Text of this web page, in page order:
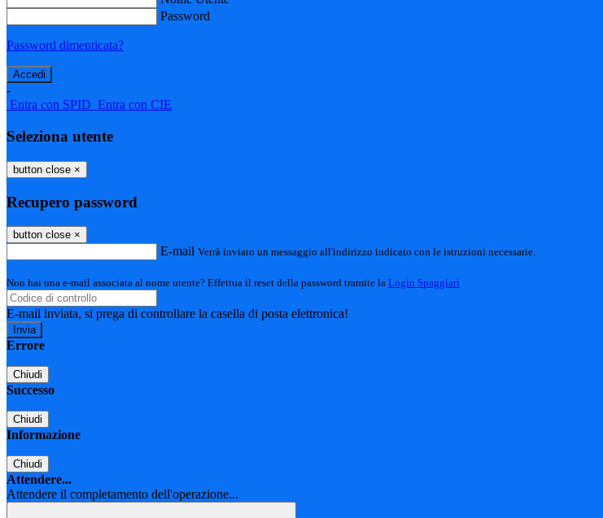
Password
Password dimenticata?
-
Entra con SPID Entra con CIE
Seleziona utente
button close ×
Recupero password
button close ×
E-mail Verrà inviato un messaggio all'indirizzo indicato con le istruzioni necessarie.
Non hai una e-mail associata al nome utente? Effettua il reset della password tramite la Login Spaggiari
E-mail inviata, si prega di controllare la casella di posta elettronica!
Errore
Chiudi
Successo
Chiudi
Informazione
Chiudi
Attendere...
Attendere il completamento dell'operazione...